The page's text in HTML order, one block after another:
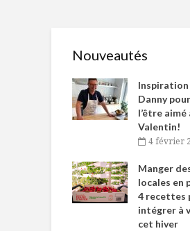
Nouveautés
Inspiration
Danny
l’être
Valentin!
4 février
Manger
locales en
4 recettes
intégrer à
cet hiver